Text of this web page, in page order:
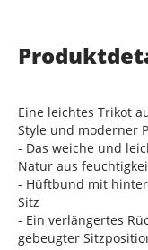
Eine leichtes Trikot
Style und moderner
- Das weiche und
Natur aus
- Hüftbund mit
Sitz
- Ein verlängertes
gebeugter